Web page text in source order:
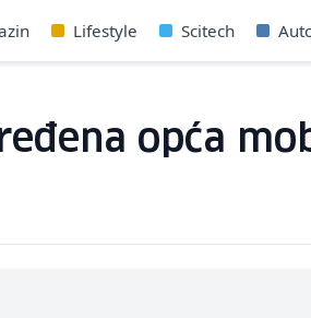
Lifestyle Scitech
opća